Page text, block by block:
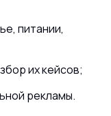
питании,
их кейсов;
рекламы.